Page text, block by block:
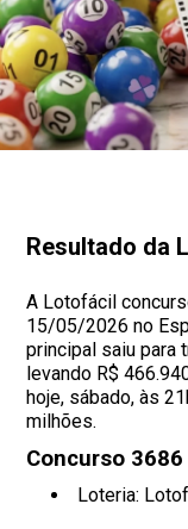
Resultado da
A Lotofácil
15/05/2026 no
principal saiu para
levando R$
hoje, sábado, às
milhões.
Concurso 3686
Loteria: